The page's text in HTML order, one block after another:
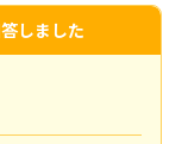
しました